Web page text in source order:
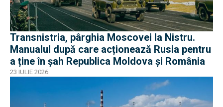
Transnistria, pârghia Moscovei la Nistru.
Manualul după care acționează Rusia pentru
a ține în șah Republica Moldova și România
23 IULIE 2026